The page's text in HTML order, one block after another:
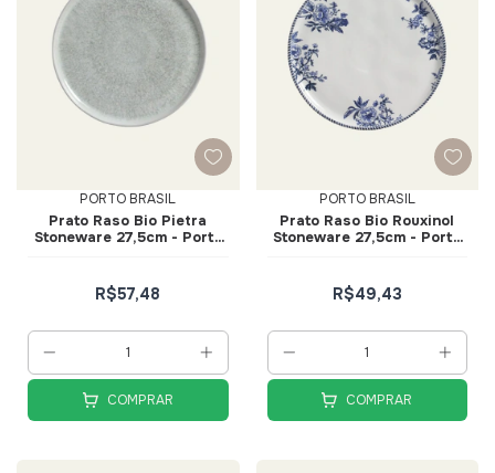
PORTO BRASIL
Prato Raso Bio Pietra
Stoneware 27,5cm - Porto
R$57,48
COMPRAR
PORTO BRASIL
Prato Raso Bio Rouxinol
Stoneware 27,5cm - Porto
R$49,43
COMPRAR